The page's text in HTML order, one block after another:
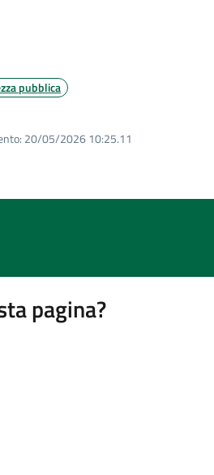
pubblica
20/05/2026 10:25.11
pagina?